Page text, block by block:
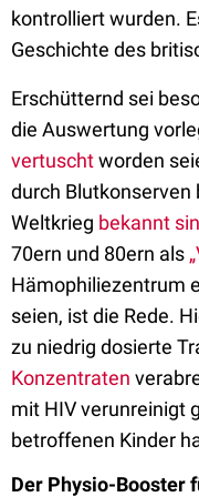
kontrolliert wurden.
Geschichte des
Erschütternd sei
die Auswertung
vertuschtworden
durch
Weltkrieg bekannt
70ern und 80ern als
Hämophiliezentrum
seien, ist die Rede.
zu niedrig dosierte
Konzentraten
mit HIV verunreinigt
betroffenen Kinder
Der Physio-Booster